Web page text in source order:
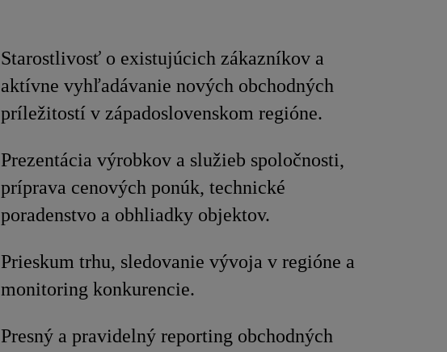
Starostlivosť o existujúcich zákazníkov a
aktívne vyhľadávanie nových obchodných
príležitostí v západoslovenskom regióne.
Prezentácia výrobkov a služieb spoločnosti,
príprava cenových ponúk, technické
poradenstvo a obhliadky objektov.
Prieskum trhu, sledovanie vývoja v regióne a
monitoring konkurencie.
Presný a pravidelný reporting obchodných